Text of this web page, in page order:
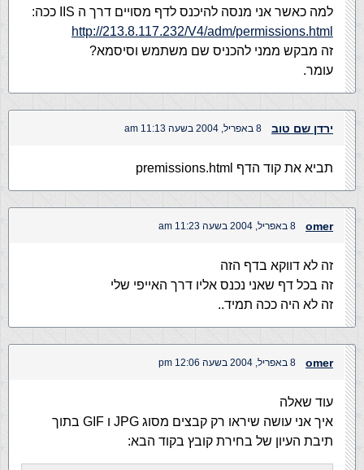
למה כאשר אני מנסה להיכנס לדף מסויים דרך ה IIS ככה:
http://213.8.117.232/V4/adm/permissions.html
זה מבקש ממני להכניס שם משתמש וסיסמא?
עומר.
ירדן שם טוב 8 באפריל, 2004 בשעה 11:13 am
תביא את קוד הדף premissions.html
omer 8 באפריל, 2004 בשעה 11:23 am
זה לא דווקא בדף הזה
זה בכל דף שאני נכנס אליו דרך האייפי שלי
זה לא היה ככה תמיד..
omer 8 באפריל, 2004 בשעה 12:06 pm
עוד שאלה
איך אני עושה שיראו רק קבצים מסוג JPG ו GIF בתוך
תיבת העיון של בחירת קובץ בקוד הבא: